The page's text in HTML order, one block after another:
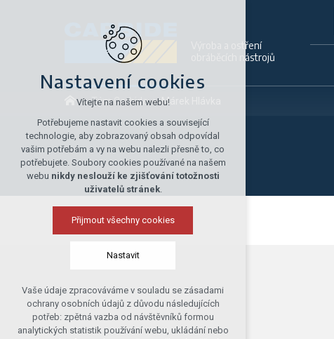
Výroba a ostření
obráběcích nástrojů
Tým Carbide Márek Hlávka
Nastavení cookies
Vítejte na našem webu!
Potřebujeme nastavit cookies a související
technologie, aby zobrazovaný obsah odpovídal
vašim potřebám a vy na webu nalezli přesně to, co
potřebujete. Soubory cookies používané na našem
webu nikdy neslouží ke zjišťování totožnosti
uživatelů stránek.
Přijmout všechny cookies
Nastavit
Technická cookies
nutná pro provozování webu
udržení kontextu stránek (session):
Vaše údaje zpracováváme v souladu se zásadami
ochrany osobních údajů z důvodu následujících
potřeb: zpětná vazba od návštěvníků formou
analytických statistik používání webu, ukládání nebo